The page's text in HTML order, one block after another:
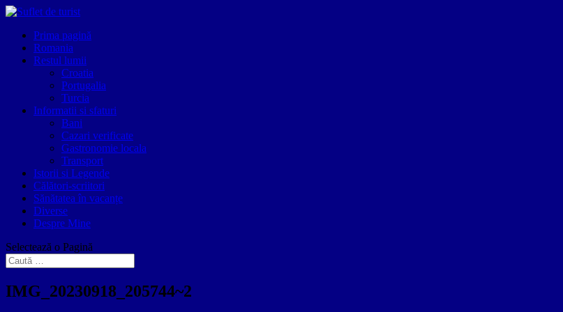
Prima pagină
Romania
Restul lumii
Croatia
Portugalia
Turcia
Informatii si sfaturi
Bani
Cazari verificate
Gastronomie locala
Transport
Istorii si Legende
Călători-scriitori
Sănătatea în vacanțe
Diverse
Despre Mine
Selectează o Pagină
IMG_20230918_205744~2